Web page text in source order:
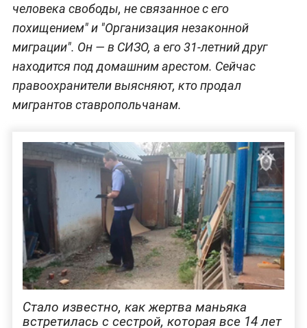
человека свободы, не связанное с его
похищением" и "Организация незаконной
миграции". Он — в СИЗО, а его 31-летний друг
находится под домашним арестом. Сейчас
правоохранители выясняют, кто продал
мигрантов ставропольчанам.
Стало известно, как жертва маньяка
встретилась с сестрой, которая все 14 лет